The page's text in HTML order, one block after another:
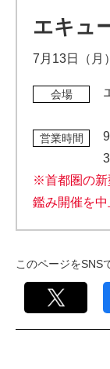
エキュ
7月13日（月
会場
営業時間
※首都圏の新
鑑み開催を中
このページをSNS